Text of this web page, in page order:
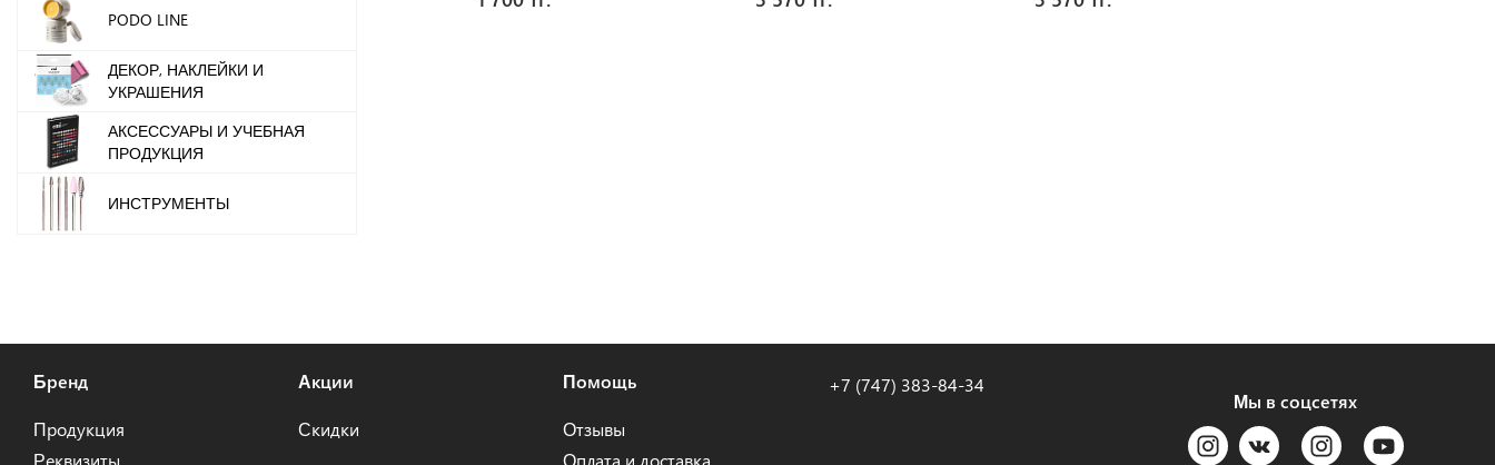
PODO LINE
ДЕКОР, НАКЛЕЙКИ И
УКРАШЕНИЯ
АКСЕССУАРЫ И УЧЕБНАЯ
ПРОДУКЦИЯ
ИНСТРУМЕНТЫ
Бренд
Продукция
Реквизиты
Акции
Скидки
Помощь
Отзывы
Оплата и доставка
+7 (747) 383-84-34
Мы в соцсетях